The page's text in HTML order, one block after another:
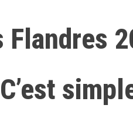
Flandres